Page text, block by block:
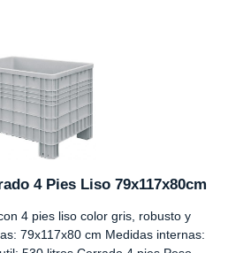
4 Pies Liso 79x117x80cm
4 pies liso color gris, robusto y
79x117x80 cm Medidas internas: